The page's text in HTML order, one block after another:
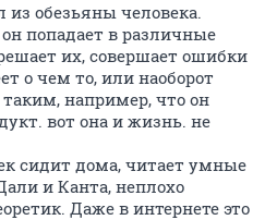
из обезьяны человека.
попадает в различные
их, совершает ошибки
о чем то, или наоборот
например, что он
вот она и жизнь. не
сидит дома, читает умные
и Канта, неплохо
Даже в интернете это